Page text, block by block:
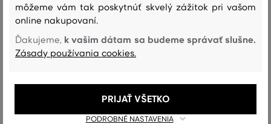
vrchný materiál
HOVÄDZIA KOŽA
100 %
Starostlivosť
môžeme vám tak poskytnúť skvelý zážitok pri vašom
online nakupovaní.
Ďakujeme, k vašim dátam sa budeme správať slušne.
Zásady používania cookies.
PODROBNÉ NASTAVENIA
PRIJAŤ VŠETKO